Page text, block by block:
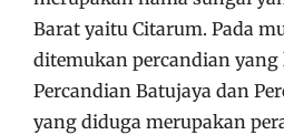
Barat yaitu Citarum. Pada
ditemukan percandian yang
Percandian Batujaya dan
yang diduga merupakan